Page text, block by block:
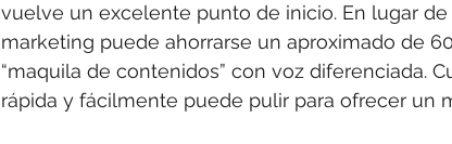
vuelve un excelente punto de inicio. En lugar
marketing puede ahorrarse un aproximado de
“maquila de contenidos” con voz diferenciada.
rápida y fácilmente puede pulir para ofrecer un